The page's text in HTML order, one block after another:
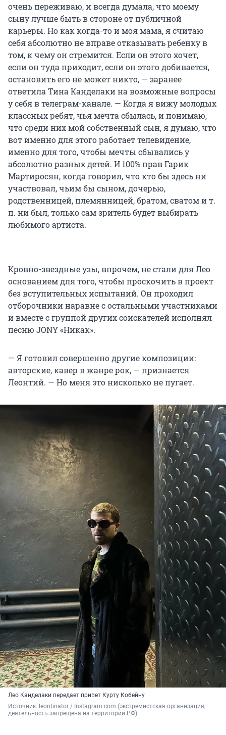
очень переживаю, и всегда думала, что моему
сыну лучше быть в стороне от публичной
карьеры. Но как когда-то и моя мама, я считаю
себя абсолютно не вправе отказывать ребенку в
том, к чему он стремится. Если он этого хочет,
если он туда приходит, если он этого добивается,
остановить его не может никто, — заранее
ответила Тина Канделаки на возможные вопросы
у себя в телеграм-канале. — Когда я вижу молодых
классных ребят, чья мечта сбылась, и понимаю,
что среди них мой собственный сын, я думаю, что
вот именно для этого работает телевидение,
именно для того, чтобы мечты сбывались у
абсолютно разных детей. И 100% прав Гарик
Мартиросян, когда говорил, что кто бы здесь ни
участвовал, чьим бы сыном, дочерью,
родственницей, племянницей, братом, сватом и т.
п. ни был, только сам зритель будет выбирать
любимого артиста.
Кровно-звездные узы, впрочем, не стали для Лео
основанием для того, чтобы проскочить в проект
без вступительных испытаний. Он проходил
отборочники наравне с остальными участниками
и вместе с группой других соискателей исполнял
песню JONY «Никак».
— Я готовил совершенно другие композиции:
авторские, кавер в жанре рок, — признается
Леонтий. — Но меня это нисколько не пугает.
Лео Канделаки передает привет Курту Кобейну
Источник: leontinator / Instagram.com (экстремистская организация,
деятельность запрещена на территории РФ)